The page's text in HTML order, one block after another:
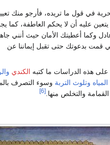
في قول ما تريده، فأرجو منك
عليه أن لا يحكم العاطفة، كما
وكما أعطيتك الأمان حيث أنني
أو ضد صالحي. وحيث أنه (لا إكراه في الدين) ((البقرة 256)) وكما أنني قمت بدعوتك حتى تقبل إيماننا عن
على هذه الدراسات ما كتبه الكندي
وتلوث التربة وسوء التصرف
والتخلص منها. [6]